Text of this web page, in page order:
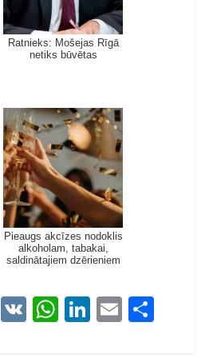
Ratnieks: Mošejas Rīgā
netiks būvētas
Pieaugs akcīzes nodoklis
alkoholam, tabakai,
saldinātajiem dzērieniem
O V W Li E